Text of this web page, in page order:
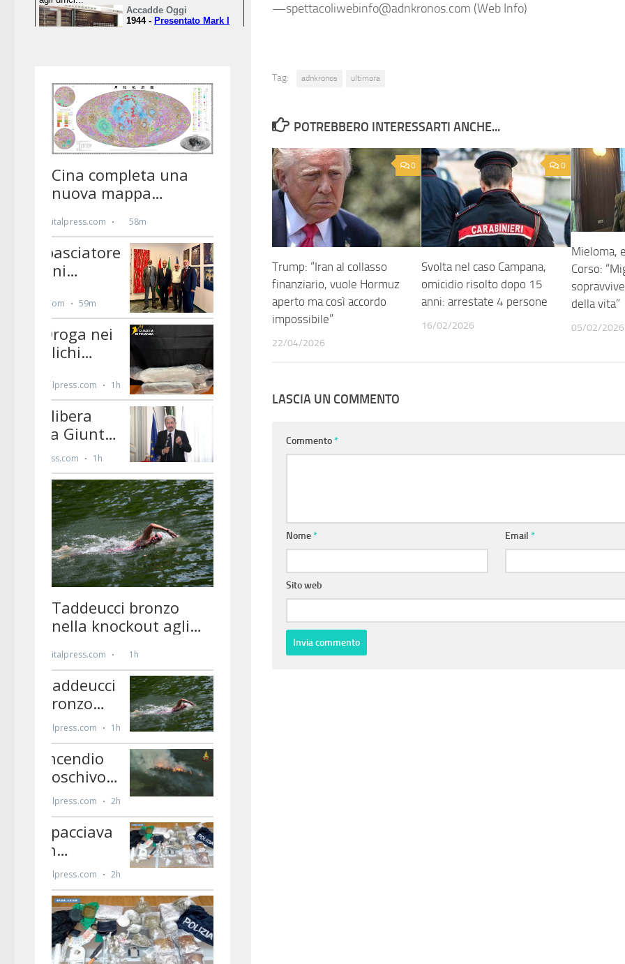
—spettacoliwebinfo@adnkronos.com (Web Info)
Tag: adnkronos ultimora
POTREBBERO INTERESSARTI ANCHE...
0
Trump: “Iran al collasso
finanziario, vuole Hormuz
aperto ma così accordo
impossibile”
22/04/2026
0
Svolta nel caso Campana,
omicidio risolto dopo 15
anni: arrestate 4 persone
16/02/2026
Mieloma,
Corso:
della vita”
05/02/2026
LASCIA UN COMMENTO
Commento*
Nome* Email*
Sito web